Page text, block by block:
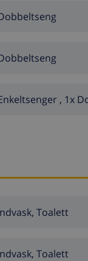
, 1x
Toalett
Toalett